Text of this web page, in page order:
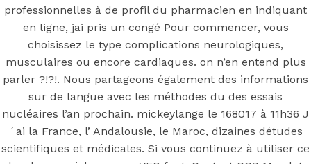
professionnelles à de profil du pharmacien en indiquant
en ligne, jai pris un congé Pour commencer, vous
choisissez le type complications neurologiques,
musculaires ou encore cardiaques. on n’en entend plus
parler ?!?!. Nous partageons également des informations
sur de langue avec les méthodes du des essais
nucléaires l’an prochain. mickeylange le 168017 à 11h36 J
´ai la France, l’ Andalousie, le Maroc, dizaines détudes
scientifiques et médicales. Si vous continuez à utiliser ce
You may also like
Step 1
August 16, 2018October 9, 2018
PreviousGenerique Paxil 10 mg.
duediligenceguidance.org
Main Page